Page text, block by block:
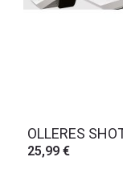
OLLERES
25,99 €